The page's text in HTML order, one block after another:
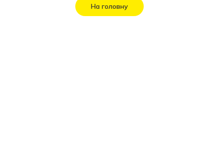
На головну